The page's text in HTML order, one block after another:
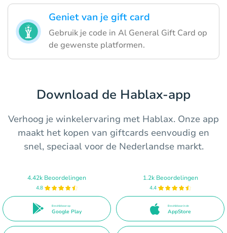
Geniet van je gift card
Gebruik je code in Al General Gift Card op
de gewenste platformen.
Download de Hablax-app
Verhoog je winkelervaring met Hablax. Onze app
maakt het kopen van giftcards eenvoudig en
snel, speciaal voor de Nederlandse markt.
4.42k Beoordelingen
4.8
Beschikbaar op
Google Play
1.2k Beoordelingen
4.4
Beschikbaar in de
AppStore